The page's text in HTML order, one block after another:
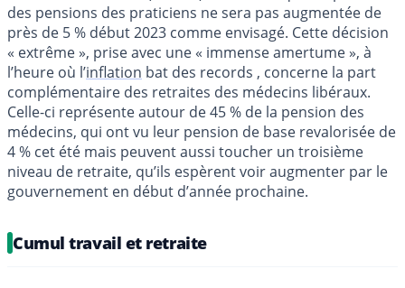
des pensions des praticiens ne sera pas augmentée de
près de 5 % début 2023 comme envisagé. Cette décision
« extrême », prise avec une « immense amertume », à
l’heure où l’inflation bat des records , concerne la part
complémentaire des retraites des médecins libéraux.
Celle-ci représente autour de 45 % de la pension des
médecins, qui ont vu leur pension de base revalorisée de
4 % cet été mais peuvent aussi toucher un troisième
niveau de retraite, qu’ils espèrent voir augmenter par le
gouvernement en début d’année prochaine.
Cumul travail et retraite